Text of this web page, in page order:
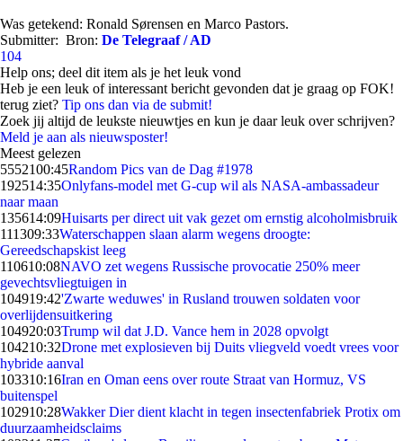
Was getekend: Ronald Sørensen en Marco Pastors.
Submitter: Bron: De Telegraaf / AD
104
Help ons; deel dit item als je het leuk vond
Heb je een leuk of interessant bericht gevonden dat je graag op FOK!
terug ziet? Tip ons dan via de submit!
Zoek jij altijd de leukste nieuwtjes en kun je daar leuk over schrijven?
Meld je aan als nieuwsposter!
Meest gelezen
5552100:45Random Pics van de Dag #1978
192514:35Onlyfans-model met G-cup wil als NASA-ambassadeur
naar maan
135614:09Huisarts per direct uit vak gezet om ernstig alcoholmisbruik
111309:33Waterschappen slaan alarm wegens droogte:
Gereedschapskist leeg
110610:08NAVO zet wegens Russische provocatie 250% meer
gevechtsvliegtuigen in
104919:42'Zwarte weduwes' in Rusland trouwen soldaten voor
overlijdensuitkering
104920:03Trump wil dat J.D. Vance hem in 2028 opvolgt
104210:32Drone met explosieven bij Duits vliegveld voedt vrees voor
hybride aanval
103310:16Iran en Oman eens over route Straat van Hormuz, VS
buitenspel
102910:28Wakker Dier dient klacht in tegen insectenfabriek Protix om
duurzaamheidsclaims